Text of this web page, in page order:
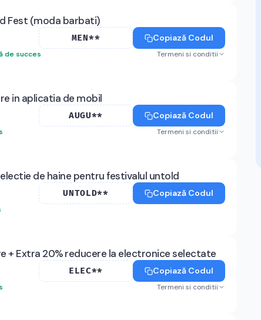
Fest (moda barbati)
MEN** Copiază Codul
de succes Termeni si conditii
in aplicatia de mobil
AUGU** Copiază Codul
Termeni si conditii
de haine pentru festivalul untold
UNTOLD** Copiază Codul
+ Extra 20% reducere la electronice selectate
ELEC** Copiază Codul
Termeni si conditii